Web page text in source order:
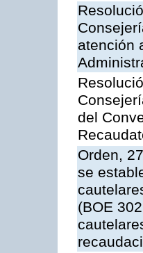
atención
del
Orden,
se
(BOE